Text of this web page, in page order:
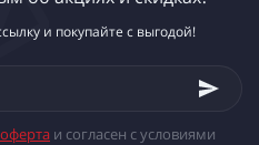
и покупайте с выгодой!
и согласен с условиями